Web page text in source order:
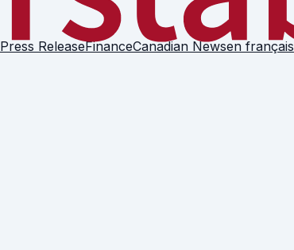
Press ReleaseFinanceCanadian Newsen français